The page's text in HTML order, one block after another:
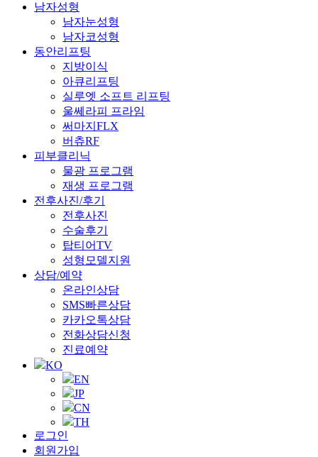
남자성형
남자눈성형
남자코성형
동안리프팅
지방이식
아큐리프팅
실루엣 소프트 리프팅
울쎄라피 프라임
써마지FLX
버츄RF
피부클리닉
물광 프로그램
재생 프로그램
전후사진/후기
전후사진
수술후기
탑티어TV
성형모델지원
상담/예약
온라인상담
SMS빠른상담
카카오톡상담
전화상담신청
진료예약
KO
EN
JP
CN
TH
로그인
회원가입